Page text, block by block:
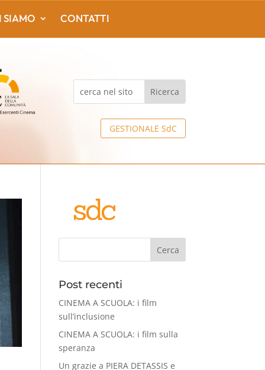
GESTIONALE SdC
SIAMO CONTATTI
Cerca
Post recenti
CINEMA A SCUOLA: i film
sull’inclusione
CINEMA A SCUOLA: i film sulla
speranza
Un grazie a PIERA DETASSIS e